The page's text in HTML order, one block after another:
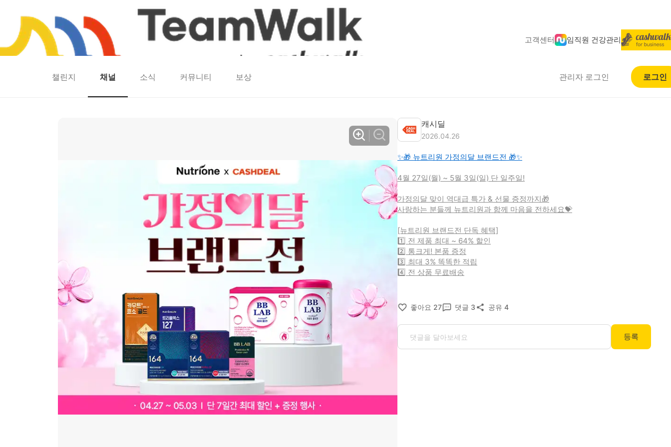
고객센터 임직원 건강관리
런마일 모두의챌린지 캐시로또 캐시딜
챌린지 채널 소식 커뮤니티 보상 관리자 로그인 로그인
캐시딜
2026.04.26
✨🎁 뉴트리원 가정의달 브랜드전 🎁✨
4월 27일(월) ~ 5월 3일(일) 단 일주일!
가정의달 맞이 역대급 특가 & 선물 증정까지🎁
사랑하는 분들께 뉴트리원과 함께 마음을 전하세요💝
[뉴트리원 브랜드전 단독 혜택]
1️⃣ 전 제품 최대 ~ 64% 할인
2️⃣ 통크게! 본품 증정
3️⃣ 최대 3% 똑똑한 적립
4️⃣ 전 상품 무료배송
좋아요 27 댓글 3 공유 4
등록